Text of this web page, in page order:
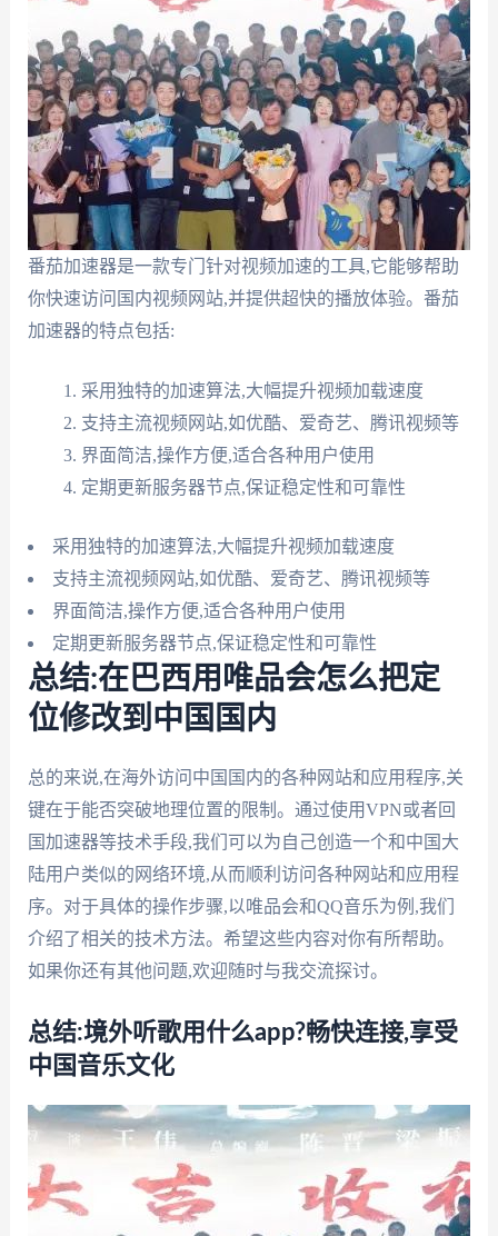
番茄加速器是一款专门针对视频加速的工具,它能够帮助
你快速访问国内视频网站,并提供超快的播放体验。番茄
加速器的特点包括:
采用独特的加速算法,大幅提升视频加载速度
支持主流视频网站,如优酷、爱奇艺、腾讯视频等
界面简洁,操作方便,适合各种用户使用
定期更新服务器节点,保证稳定性和可靠性
采用独特的加速算法,大幅提升视频加载速度
支持主流视频网站,如优酷、爱奇艺、腾讯视频等
界面简洁,操作方便,适合各种用户使用
定期更新服务器节点,保证稳定性和可靠性
总结:在巴西用唯品会怎么把定
位修改到中国国内
总的来说,在海外访问中国国内的各种网站和应用程序,关
键在于能否突破地理位置的限制。通过使用VPN或者回
国加速器等技术手段,我们可以为自己创造一个和中国大
陆用户类似的网络环境,从而顺利访问各种网站和应用程
序。对于具体的操作步骤,以唯品会和QQ音乐为例,我们
介绍了相关的技术方法。希望这些内容对你有所帮助。
如果你还有其他问题,欢迎随时与我交流探讨。
总结:境外听歌用什么app?畅快连接,享受
中国音乐文化